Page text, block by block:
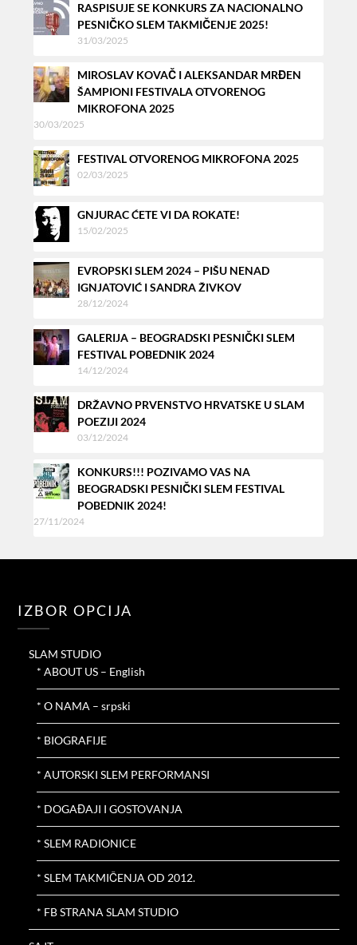
RASPISUJE SE KONKURS ZA NACIONALNO
PESNIČKO SLEM TAKMIČENJE 2025!
31/03/2025
MIROSLAV KOVAČ I ALEKSANDAR MRĐEN
ŠAMPIONI FESTIVALA OTVORENOG
MIKROFONA 2025
30/03/2025
FESTIVAL OTVORENOG MIKROFONA 2025
02/03/2025
GNJURAC ĆETE VI DA ROKATE!
15/02/2025
EVROPSKI SLEM 2024 – PIŠU NENAD
IGNJATOVIĆ I SANDRA ŽIVKOV
28/12/2024
GALERIJA – BEOGRADSKI PESNIČKI SLEM
FESTIVAL POBEDNIK 2024
14/12/2024
DRŽAVNO PRVENSTVO HRVATSKE U SLAM
POEZIJI 2024
03/12/2024
KONKURS!!! POZIVAMO VAS NA
BEOGRADSKI PESNIČKI SLEM FESTIVAL
POBEDNIK 2024!
27/11/2024
IZBOR OPCIJA
SLAM STUDIO
* ABOUT US – English
* O NAMA – srpski
* BIOGRAFIJE
* AUTORSKI SLEM PERFORMANSI
* DOGAĐAJI I GOSTOVANJA
* SLEM RADIONICE
* SLEM TAKMIČENJA OD 2012.
* FB STRANA SLAM STUDIO